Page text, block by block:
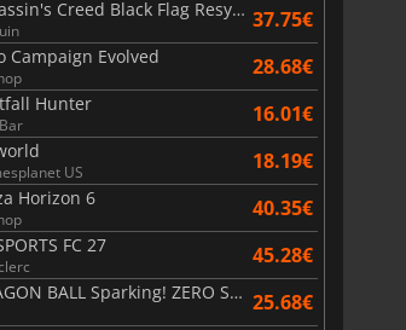
Assassin's Creed Black Flag Resynced 37.75€
Campaign Evolved 28.68€
Hunter 16.01€
US 18.19€
Horizon 6 40.35€
FC 27 45.28€
DRAGON BALL Sparking! ZERO Super Limit Breaking NEO 25.68€